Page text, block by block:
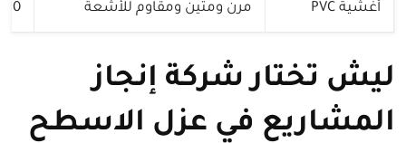
أغشية PVC مرن ومتين ومقاوم للأشعة 40-60
ليش تختار شركة إنجاز
المشاريع في عزل الاسطح